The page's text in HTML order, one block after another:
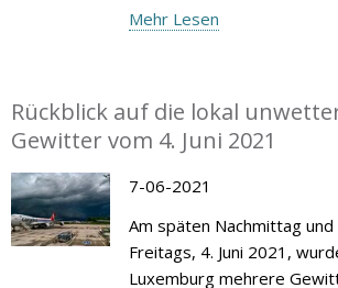
Mehr Lesen
Rückblick auf die lokal
Gewitter vom 4. Juni 2021
7-06-2021
Am späten Nachmittag
Freitags, 4. Juni 2021,
Luxemburg mehrere